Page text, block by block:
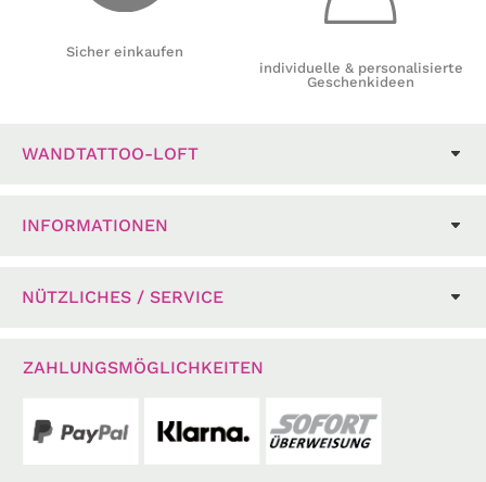
Sicher einkaufen
individuelle & personalisierte
Geschenkideen
WANDTATTOO-LOFT
INFORMATIONEN
NÜTZLICHES / SERVICE
ZAHLUNGSMÖGLICHKEITEN